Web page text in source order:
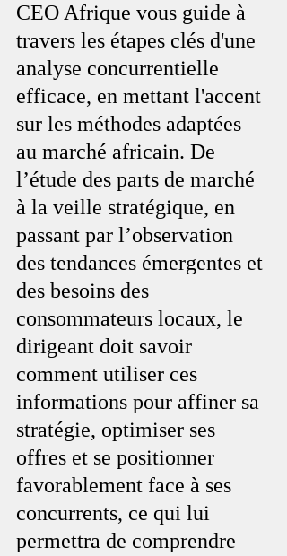
CEO Afrique vous guide à
travers les étapes clés d'une
analyse concurrentielle
efficace, en mettant l'accent
sur les méthodes adaptées
au marché africain. De
l’étude des parts de marché
à la veille stratégique, en
passant par l’observation
des tendances émergentes et
des besoins des
consommateurs locaux, le
dirigeant doit savoir
comment utiliser ces
informations pour affiner sa
stratégie, optimiser ses
offres et se positionner
favorablement face à ses
concurrents, ce qui lui
permettra de comprendre